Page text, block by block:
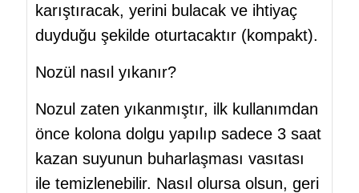
karıştıracak, yerini bulacak ve ihtiyaç
duyduğu şekilde oturtacaktır (kompakt).
Nozül nasıl yıkanır?
Nozul zaten yıkanmıştır, ilk kullanımdan
önce kolona dolgu yapılıp sadece 3 saat
kazan suyunun buharlaşması vasıtası
ile temizlenebilir. Nasıl olursa olsun, geri